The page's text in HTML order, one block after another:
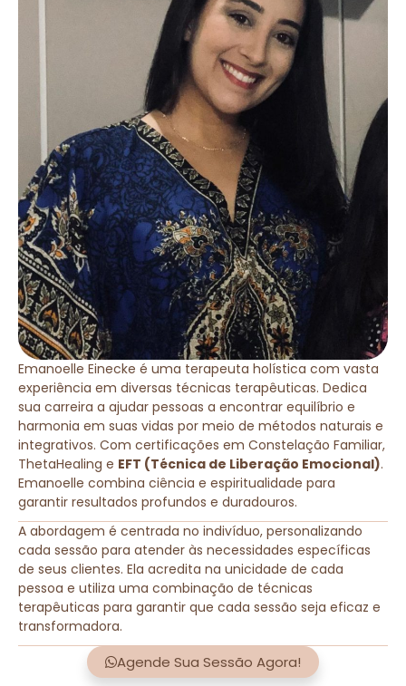
Emanoelle Einecke é uma terapeuta holística com vasta
experiência em diversas técnicas terapêuticas. Dedica
sua carreira a ajudar pessoas a encontrar equilíbrio e
harmonia em suas vidas por meio de métodos naturais e
integrativos. Com certificações em Constelação Familiar,
ThetaHealing e EFT (Técnica de Liberação Emocional).
Emanoelle combina ciência e espiritualidade para
garantir resultados profundos e duradouros.
A abordagem é centrada no indivíduo, personalizando
cada sessão para atender às necessidades específicas
de seus clientes. Ela acredita na unicidade de cada
pessoa e utiliza uma combinação de técnicas
terapêuticas para garantir que cada sessão seja eficaz e
transformadora.
Agende Sua Sessão Agora!